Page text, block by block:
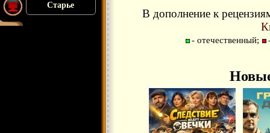
Старье
В дополнение к
- отечественный;